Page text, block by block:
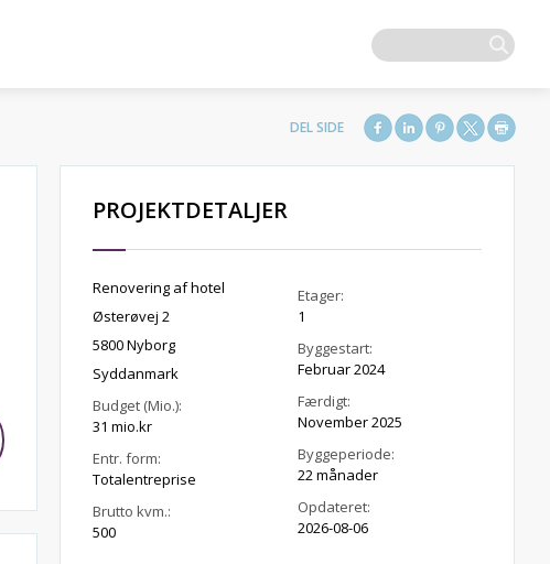
PROJEKTDETALJER
Renovering af hotel
Østerøvej 2
5800 Nyborg
Syddanmark
Budget (Mio.):
31 mio.kr
Entr. form:
Totalentreprise
Brutto kvm.:
500
Etager:
1
Byggestart:
Februar 2024
Færdigt:
November 2025
Byggeperiode:
22 månader
Opdateret:
2026-08-06